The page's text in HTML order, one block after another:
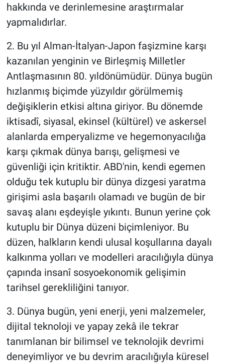
hakkında ve derinlemesine araştırmalar
yapmalıdırlar.
2. Bu yıl Alman-İtalyan-Japon faşizmine karşı
kazanılan yenginin ve Birleşmiş Milletler
Antlaşmasının 80. yıldönümüdür. Dünya bugün
hızlanmış biçimde yüzyıldır görülmemiş
değişiklerin etkisi altına giriyor. Bu dönemde
iktisadî, siyasal, ekinsel (kültürel) ve askersel
alanlarda emperyalizme ve hegemonyacılığa
karşı çıkmak dünya barışı, gelişmesi ve
güvenliği için kritiktir. ABD'nin, kendi egemen
olduğu tek kutuplu bir dünya dizgesi yaratma
girişimi asla başarılı olamadı ve bugün de bir
savaş alanı eşdeyişle yıkıntı. Bunun yerine çok
kutuplu bir Dünya düzeni biçimleniyor. Bu
düzen, halkların kendi ulusal koşullarına dayalı
kalkınma yolları ve modelleri aracılığıyla dünya
çapında insanî sosyoekonomik gelişimin
tarihsel gerekliliğini tanıyor.
3. Dünya bugün, yeni enerji, yeni malzemeler,
dijital teknoloji ve yapay zekâ ile tekrar
tanımlanan bir bilimsel ve teknolojik devrimi
deneyimliyor ve bu devrim aracılığıyla küresel